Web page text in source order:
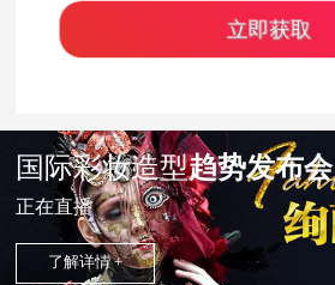
国际彩妆造型趋势发布会
正在直播
了解详情 +